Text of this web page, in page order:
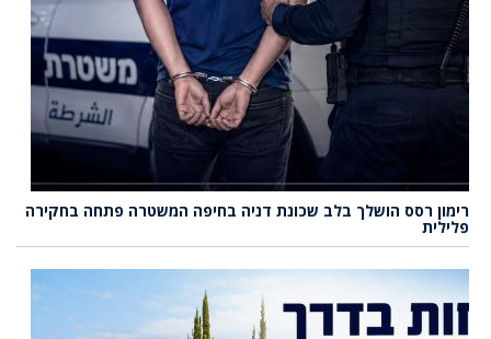
רימון רסס הושלך בלב שכונת דניה בחיפה המשטרה פתחה בחקירה
פלילית